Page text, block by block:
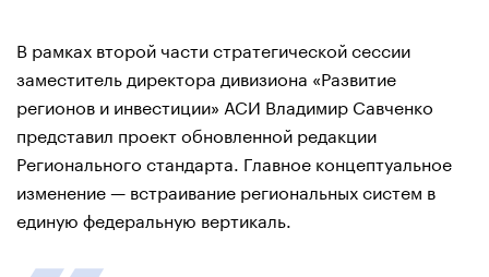
В рамках второй части стратегической сессии
заместитель директора дивизиона «Развитие
регионов и инвестиции» АСИ Владимир Савченко
представил проект обновленной редакции
Регионального стандарта. Главное концептуальное
изменение — встраивание региональных систем в
единую федеральную вертикаль.